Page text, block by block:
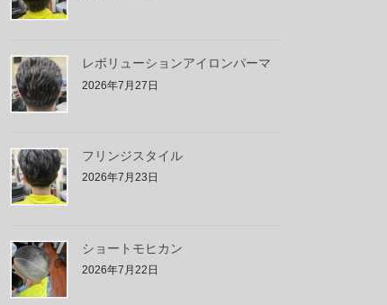
レボリューションアイロンパーマ
2026年7月27日
フリンジスタイル
2026年7月23日
ショートモヒカン
2026年7月22日